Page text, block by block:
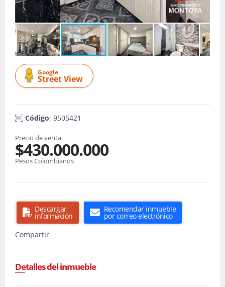
Google
Street View
Código: 9505421
Precio de venta
$430.000.000
Pesos Colombianos
Descargar
información
Recomendar inmueble
por correo electrónico
Compartir
Detalles del inmueble